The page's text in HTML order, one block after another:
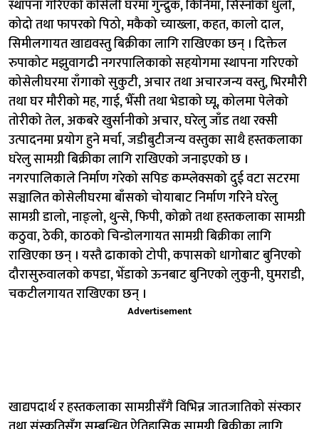
स्थापना गरिएको कोसेली घरमा गुन्द्रुक, किनिमा, सिस्नोको धुलो,
कोदो तथा फापरको पिठो, मकैको च्याख्ला, कहत, कालो दाल,
सिमीलगायत खाद्यवस्तु बिक्रीका लागि राखिएका छन् । दिक्तेल
रुपाकोट मझुवागढी नगरपालिकाको सहयोगमा स्थापना गरिएको
कोसेलीघरमा राँगाको सुकुटी, अचार तथा अचारजन्य वस्तु, भिरमौरी
तथा घर मौरीको मह, गाई, भैँसी तथा भेडाको घ्यू, कोलमा पेलेको
तोरीको तेल, अकबरे खुर्सानीको अचार, घरेलु जाँड तथा रक्सी
उत्पादनमा प्रयोग हुने मर्चा, जडीबुटीजन्य वस्तुका साथै हस्तकलाका
घरेलु सामग्री बिक्रीका लागि राखिएको जनाइएको छ ।
नगरपालिकाले निर्माण गरेको सपिङ कम्प्लेक्सको दुई वटा सटरमा
सञ्चालित कोसेलीघरमा बाँसको चोयाबाट निर्माण गरिने घरेलु
सामग्री डालो, नाङ्लो, थुन्से, फिपी, कोक्रो तथा हस्तकलाका सामग्री
कठुवा, ठेकी, काठको चिन्डोलगायत सामग्री बिक्रीका लागि
राखिएका छन् । यस्तै ढाकाको टोपी, कपासको धागोबाट बुनिएको
दौरासुरुवालको कपडा, भेँडाको ऊनबाट बुनिएको लुकुनी, घुमराडी,
चकटीलगायत राखिएका छन् ।
Advertisement
खाद्यपदार्थ र हस्तकलाका सामग्रीसँगै विभिन्न जातजातिको संस्कार